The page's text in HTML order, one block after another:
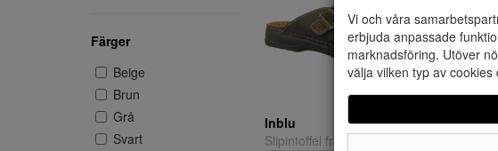
Färger
Beige
Brun
Grå
Svart
Inblu
Slipintoffel från Inblu.
Vi och våra
erbjuda anpassade
marknadsföring. Utöver
välja vilken typ av cookies